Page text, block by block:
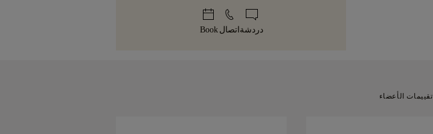
أثناء الشحن والتوصيل. إذا لم تكن راضياً تماماً عن مشترياتك،
يمكنك إرجاعها أو استبدالها في أقل من 30 يوماً.
في علبتنا الصفراء المميزة، مغلفة بعناية وجاهزة للحظة
دردشة اتصال Book
تقييمات الأعضاء